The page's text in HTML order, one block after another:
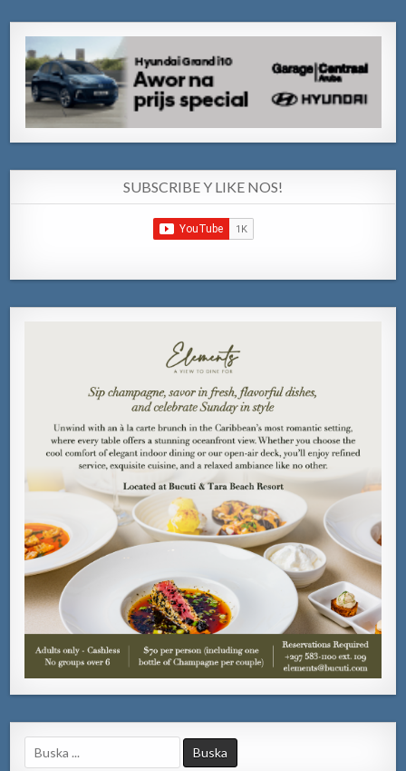
SUBSCRIBE Y LIKE NOS!
Search
for: